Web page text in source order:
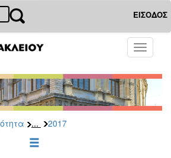
ΕΙΣΟΔΟΣ
Toggle
... 2017